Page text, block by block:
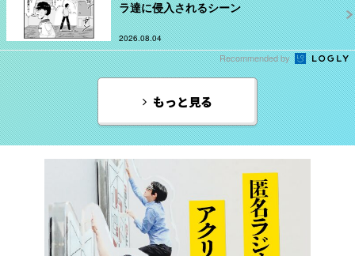
ラ達に侵入されるシーン
2026.08.04
Recommended by
もっと見る